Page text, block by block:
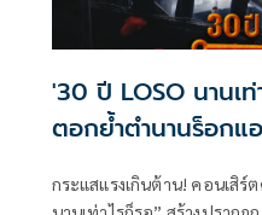
'30 ปี LOSO นานเท่
ตอกย้ำตำนานร็อกแ
กระแสแรงเกินต้าน! คอนเสิร์